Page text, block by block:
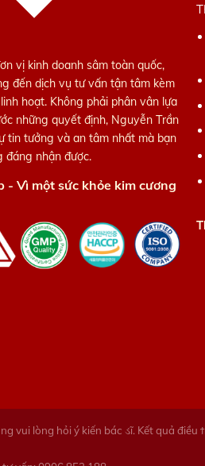
vị kinh doanh sâm toàn quốc,
đến dịch vụ tư vấn tận tâm kèm
hoạt. Không phải phân vân lựa
những quyết định, Nguyễn Trần
tin tưởng và an tâm nhất mà bạn
đáng nhận được.
- Vì một sức khỏe kim cương
vui lòng hỏi ý kiến bác ડĩ. Kết quả điều